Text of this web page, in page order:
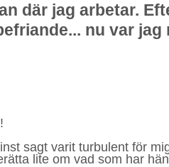
där jag arbetar.
nu var jag
sagt varit turbulent för
lite om vad som har